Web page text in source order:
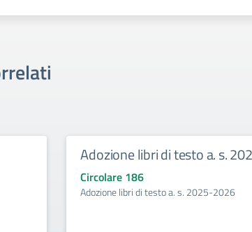
Adozione libri di testo a. s.
Circolare 186
Adozione libri di testo a. s. 2025-2026